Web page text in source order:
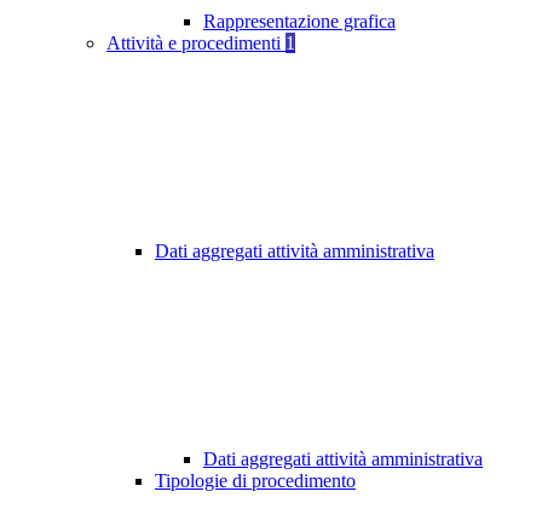
Rappresentazione grafica
Attività e procedimenti 1
Dati aggregati attività amministrativa
Dati aggregati attività amministrativa
Tipologie di procedimento